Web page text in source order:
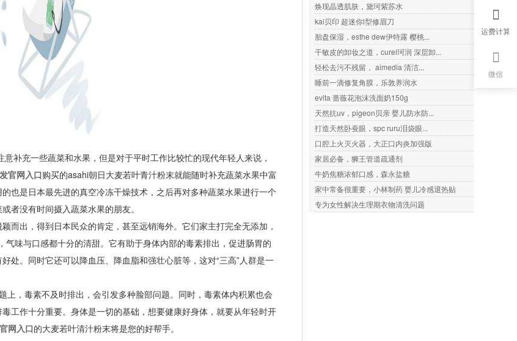
补充一些蔬菜和水果，但是对于平时工作比较忙的现代年轻人来说，
官网入口购买的asahi朝日大麦若叶青汁粉末就能随时补充蔬菜水果中富
也是日本最先进的真空冷冻干燥技术，之后再对多种蔬菜水果进行一个
者没有时间摄入蔬菜水果的朋友。
而出，得到日本民众的肯定，甚至远销海外。它们家主打完全无添加，
味与口感都十分的清甜。它有助于身体内部的毒素排出，促进肠胃的
处。同时它还可以降血压、降血脂和强壮心脏等，这对“三高”人群是一
，毒素不及时排出，会引发多种脸部问题。同时，毒素体内积累也会
工作十分重要。身体是一切的基础，想要健康好身体，就要从年轻时开
网入口的大麦若叶清汁粉末将是您的好帮手。
焕现晶透肌肤，黛珂紫苏水
kai贝印 超迷你l型修眉刀
胎盘保湿，esthe dew伊特露 樱桃...
干敏皮的卸妆之道，curel珂润 深层卸...
轻松去污不残留， aimedia 清洁...
睡前一滴修复角膜，乐敦养润水
evita 蔷薇花泡沫洗面奶150g
天然抗uv，pigeon贝亲 婴儿防水防...
打造天然卧蚕眼，spc ruru泪袋眼...
口腔上火灭火器，大正口内炎加强版
家居必备，狮王管道疏通剂
牛奶焦糖浓郁口感，森永盐糖
家中常备很重要，小林制药 婴儿冷感退热贴
专为女性解决生理期衣物清洗问题
运费计算
微信